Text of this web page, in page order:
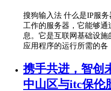
搜狗输入法 什么是IP服
工作的服务器，它能够通
息。它是互联网基础设
应用程序的运行所需的各
携手共进，智创
中山区与itc保伦